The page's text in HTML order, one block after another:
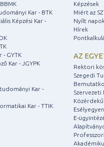
Kar - BTK
Képzési Kar -
- GYTK
Kar - JGYPK
Kar -
Kar - TTIK
Képzések
Miért az
Nyílt
Hírek
AZ
Rektori
Szegedi
E-